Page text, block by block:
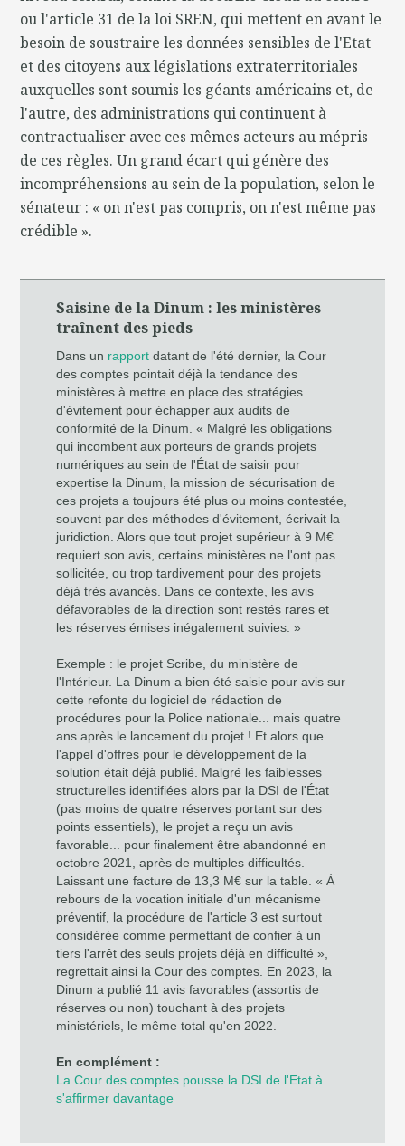
ou l'article 31 de la loi SREN, qui mettent en avant le
besoin de soustraire les données sensibles de l'Etat
et des citoyens aux législations extraterritoriales
auxquelles sont soumis les géants américains et, de
l'autre, des administrations qui continuent à
contractualiser avec ces mêmes acteurs au mépris
de ces règles. Un grand écart qui génère des
incompréhensions au sein de la population, selon le
sénateur : « on n'est pas compris, on n'est même pas
crédible ».
Saisine de la Dinum : les ministères
traînent des pieds
Dans un rapport datant de l'été dernier, la Cour
des comptes pointait déjà la tendance des
ministères à mettre en place des stratégies
d'évitement pour échapper aux audits de
conformité de la Dinum. « Malgré les obligations
qui incombent aux porteurs de grands projets
numériques au sein de l'État de saisir pour
expertise la Dinum, la mission de sécurisation de
ces projets a toujours été plus ou moins contestée,
souvent par des méthodes d'évitement, écrivait la
juridiction. Alors que tout projet supérieur à 9 M€
requiert son avis, certains ministères ne l'ont pas
sollicitée, ou trop tardivement pour des projets
déjà très avancés. Dans ce contexte, les avis
défavorables de la direction sont restés rares et
les réserves émises inégalement suivies. »
Exemple : le projet Scribe, du ministère de
l'Intérieur. La Dinum a bien été saisie pour avis sur
cette refonte du logiciel de rédaction de
procédures pour la Police nationale... mais quatre
ans après le lancement du projet ! Et alors que
l'appel d'offres pour le développement de la
solution était déjà publié. Malgré les faiblesses
structurelles identifiées alors par la DSI de l'État
(pas moins de quatre réserves portant sur des
points essentiels), le projet a reçu un avis
favorable... pour finalement être abandonné en
octobre 2021, après de multiples difficultés.
Laissant une facture de 13,3 M€ sur la table. « À
rebours de la vocation initiale d'un mécanisme
préventif, la procédure de l'article 3 est surtout
considérée comme permettant de confier à un
tiers l'arrêt des seuls projets déjà en difficulté »,
regrettait ainsi la Cour des comptes. En 2023, la
Dinum a publié 11 avis favorables (assortis de
réserves ou non) touchant à des projets
ministériels, le même total qu'en 2022.
En complément :
La Cour des comptes pousse la DSI de l'Etat à
s'affirmer davantage